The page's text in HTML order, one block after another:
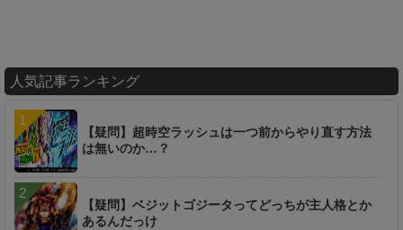
人気記事ランキング
【疑問】超時空ラッシュは一つ前からやり直す方法
は無いのか…？
【疑問】ベジットゴジータってどっちが主人格とか
あるんだっけ